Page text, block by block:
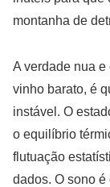
montanha de
A verdade nua
vinho barato, é
instável. O
o equilíbrio
flutuação
dados. O sono